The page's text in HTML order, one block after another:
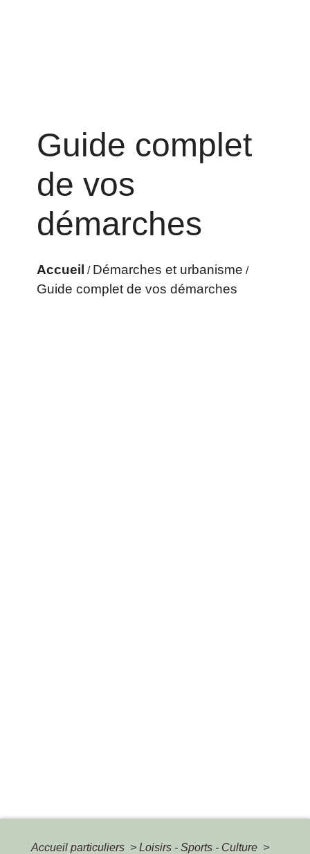
Guide complet
de vos
démarches
Accueil / Démarches et urbanisme /
Guide complet de vos démarches
Accueil particuliers > Loisirs - Sports - Culture >